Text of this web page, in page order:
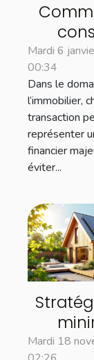
Mardi 6
00:34
Dans le
l’immobilier,
transaction
représenter
financier
éviter...
Mardi 18